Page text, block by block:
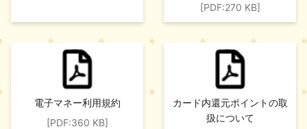
[PDF:270 KB]
電子マネー利用規約
[PDF:360 KB]
カード内還元ポイントの取
扱について